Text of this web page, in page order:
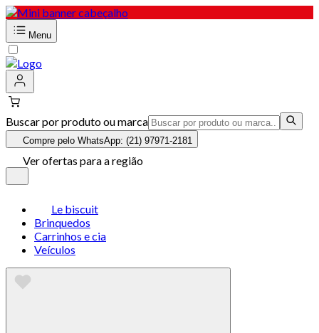
Menu
Buscar por produto ou marca
Compre pelo WhatsApp: (21) 97971-2181
Ver ofertas para a região
Le biscuit
Brinquedos
Carrinhos e cia
Veículos